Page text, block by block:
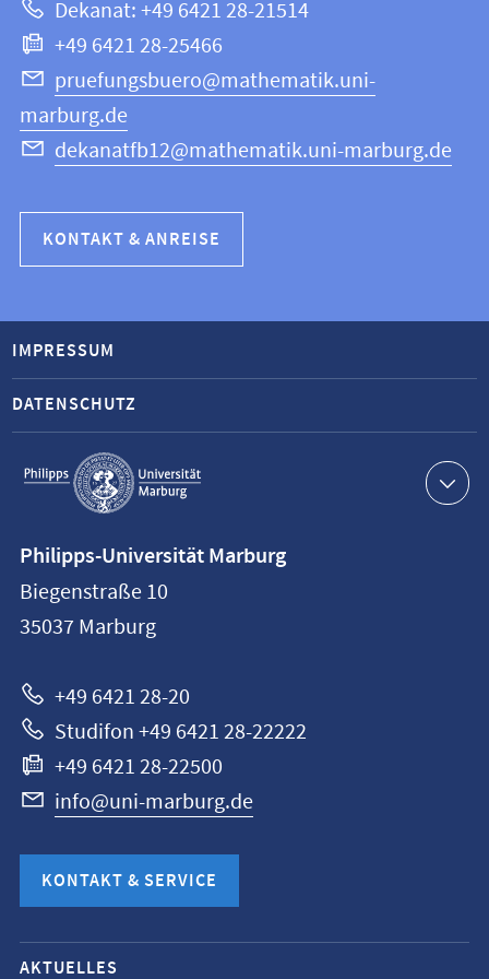
Informatik
Dekanat: +49 6421 28-21514
+49 6421 28-25466
pruefungsbuero@mathematik.uni-
marburg.de
dekanatfb12@mathematik.uni-marburg.de
KONTAKT & ANREISE
Service-
Navigation
IMPRESSUM
DATENSCHUTZ
Philipps-
Universität
Marburg
Philipps-Universität Marburg
Biegenstraße 10
35037 Marburg
+49 6421 28-20
Studifon +49 6421 28-22222
+49 6421 28-22500
info@uni-marburg.de
KONTAKT & SERVICE
Mobile-
AKTUELLES